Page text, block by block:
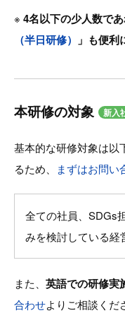
※ 4名以下の少人数で
（半日研修）
」も便
本研修の対象 新入
基本的な研修対象は以
るため、
まずはお問い
全ての社員、SDGs
みを検討している経
また、 英語での研修実
合わせよりご相談くだ